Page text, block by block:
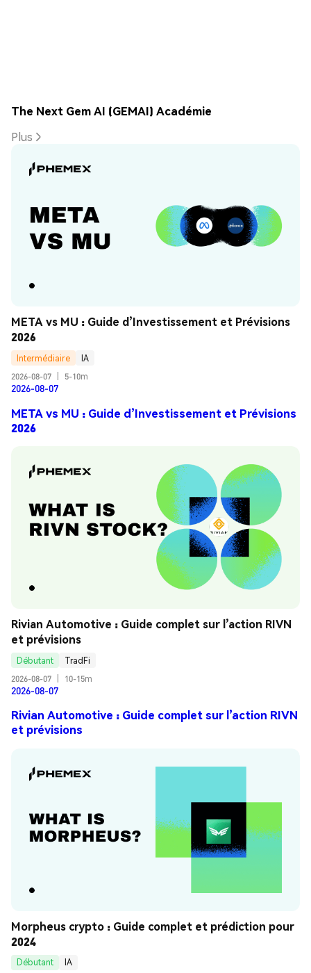
The Next Gem AI (GEMAI) Académie
Plus
META vs MU : Guide d’Investissement et Prévisions
2026
Intermédiaire
IA
2026-08-07
5-10m
2026-08-07
META vs MU : Guide d’Investissement et Prévisions
2026
Rivian Automotive : Guide complet sur l’action RIVN
et prévisions
Débutant
TradFi
2026-08-07
10-15m
2026-08-07
Rivian Automotive : Guide complet sur l’action RIVN
et prévisions
Morpheus crypto : Guide complet et prédiction pour
2024
Débutant
IA